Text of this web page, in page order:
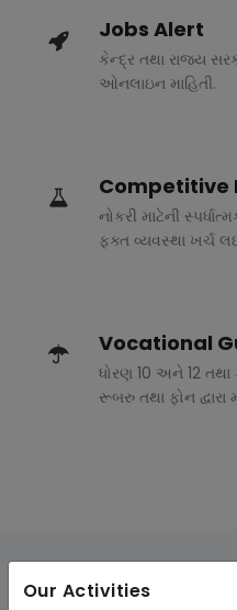
Our Activities
Jobs Alert
કેન્દ્ર તથા રાજ્ય
ઓનલાઇન માહિતી.
Competitive
નોકરી માટેની
ફક્ત વ્યવસ્થા ખર્ચ
Vocational
ધોરણ 10 અને 12 તથા
રૂબરુ તથા ફોન દ્વારા